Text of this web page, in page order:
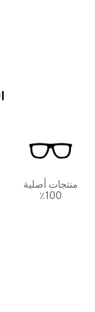
منتجات أصلية
100٪